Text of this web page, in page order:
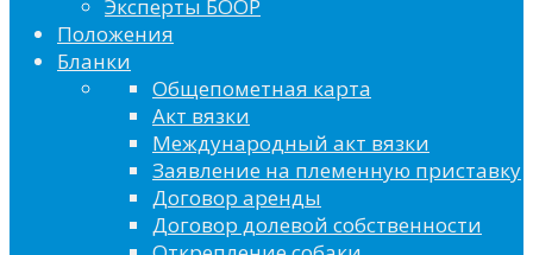
Эксперты БООР
Положения
Бланки
Общепометная карта
Акт вязки
Международный акт вязки
Заявление на племенную приставку
Договор аренды
Договор долевой собственности